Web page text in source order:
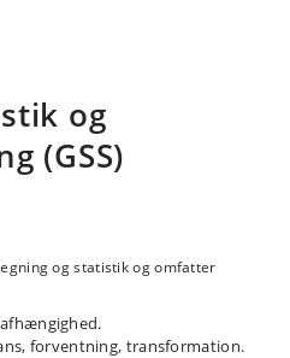
og
(GSS)
og statistik og omfatter
forventning, transformation.